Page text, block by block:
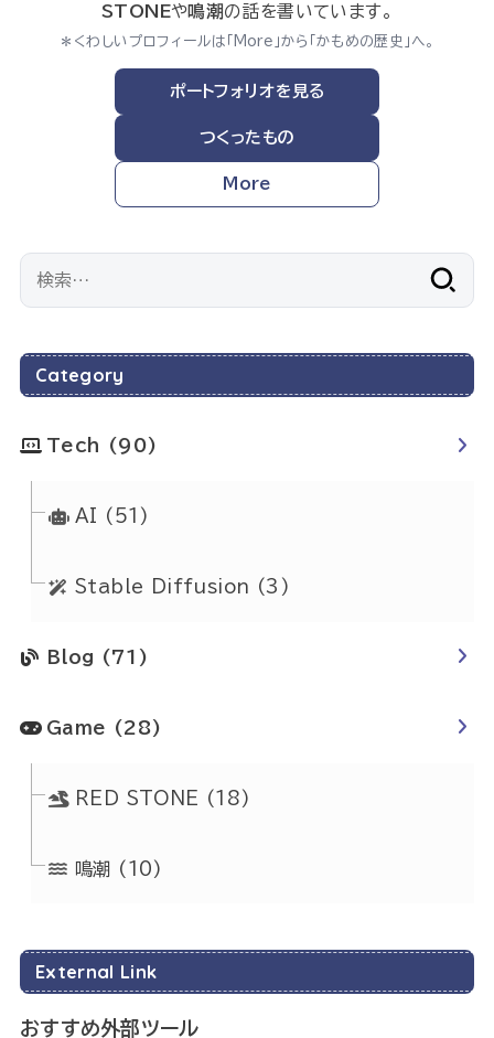
STONEや鳴潮の話を書いています。
＊くわしいプロフィールは「More」から「かもめの歴史」へ。
ポートフォリオを見る
つくったもの
More
Category
Tech (90)
AI (51)
Stable Diffusion (3)
Blog (71)
Game (28)
RED STONE (18)
鳴潮 (10)
External Link
おすすめ外部ツール